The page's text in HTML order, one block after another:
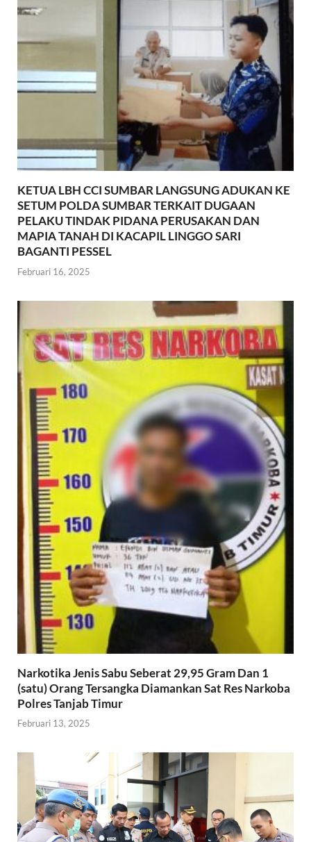
KETUA LBH CCI SUMBAR LANGSUNG ADUKAN KE
SETUM POLDA SUMBAR TERKAIT DUGAAN
PELAKU TINDAK PIDANA PERUSAKAN DAN
MAPIA TANAH DI KACAPIL LINGGO SARI
BAGANTI PESSEL
Februari 16, 2025
Narkotika Jenis Sabu Seberat 29,95 Gram Dan 1
(satu) Orang Tersangka Diamankan Sat Res Narkoba
Polres Tanjab Timur
Februari 13, 2025